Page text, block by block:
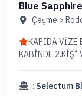
Blue
Adaları
Çeşme >
KAPIDA VİZE EYLÜL AYI SEFERLERİNDE 2 KİŞİLİK
KABİNDE 2.KİŞİ
: Selectum